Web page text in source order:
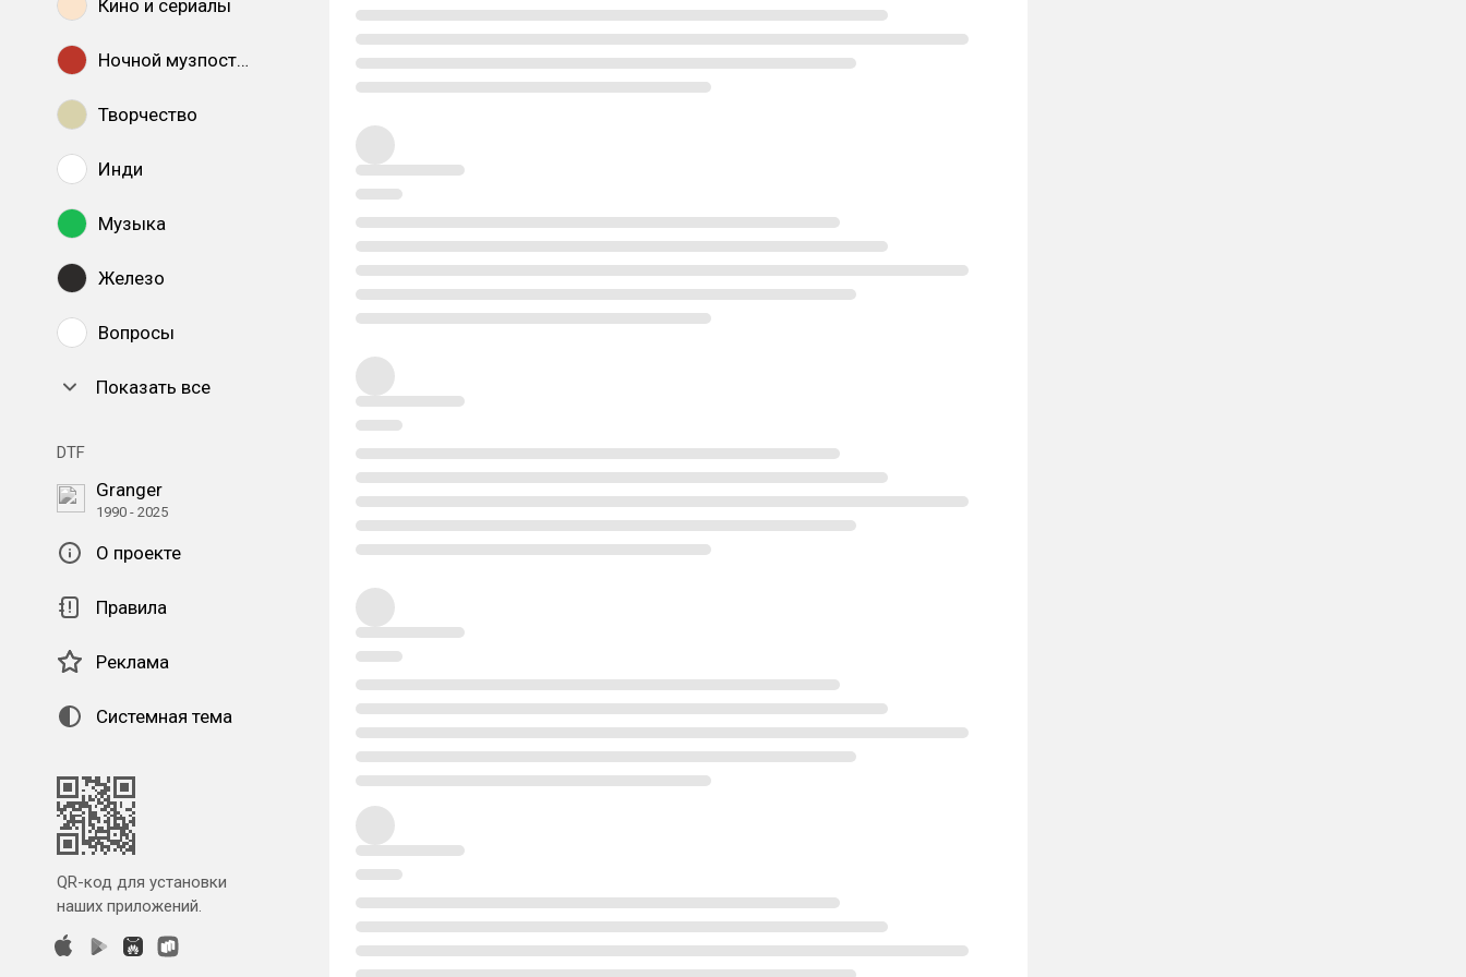
Кино и сериалы
Ночной музпостинг
Творчество
Инди
Музыка
Железо
Вопросы
Показать все
DTF
Granger
1990 - 2025
О проекте
Правила
Реклама
Системная тема
QR-код для установки
наших приложений.